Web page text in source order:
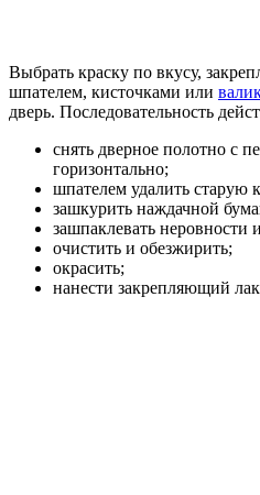
Выбрать краску по вкусу,
шпателем, кисточками или
дверь. Последовательность
снять дверное полотно с
горизонтально;
шпателем удалить старую
зашкурить наждачной
зашпаклевать неровности
очистить и обезжирить;
окрасить;
нанести закрепляющий